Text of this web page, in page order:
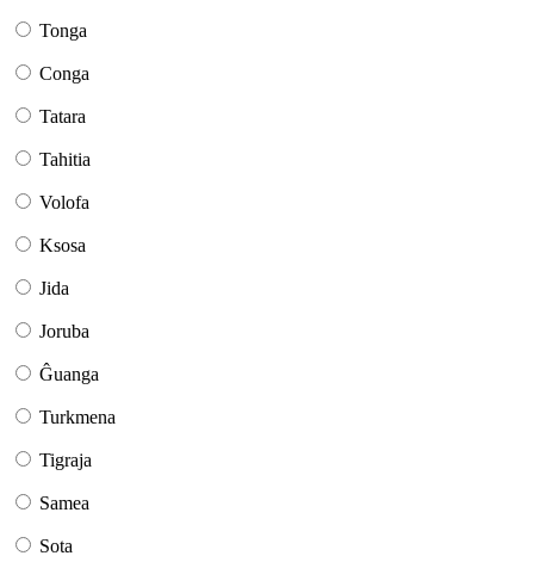
Tonga
Conga
Tatara
Tahitia
Volofa
Ksosa
Jida
Joruba
Ĝuanga
Turkmena
Tigraja
Samea
Sota